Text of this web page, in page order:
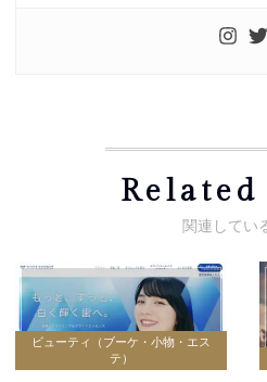
Related
ビューティ（ブーケ・小物・エス
テ）